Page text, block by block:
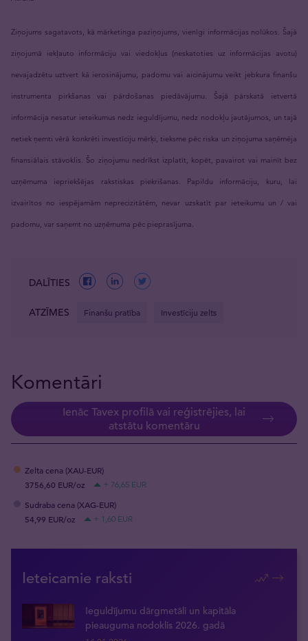
Ziņojums sagatavots, kā mārketinga paziņojums, vienīgi informācijas nolūkos. Šajā
ziņojumā iekļauto informāciju vai viedokļus (neskatoties uz informācijas avotu)
nevajadzētu uztvert kā ierosinājumu, padomu vai aicinājumu veikt jebkura finanšu
instrumenta pirkšanas vai pārdošanas piedāvājumu. Šajā pārskatā ietvertā
informācija nesatur ieteikumus nedz ieguldījumu, nedz nodokļu jautājumos, un tajā
netiek ņemti vērā konkrēti investīciju mērķi, tieksme pēc riska un ziņojuma saņēmēja
finansiālais stāvoklis. Šo ziņojumu nedrīkst izplatīt, kopēt, pavairot vai mainīt bez
uzņēmuma iepriekšējas rakstiskas piekrišanas. Papildu informāciju, kuru, lai
izvairītos no iespējamām neprecizitātēm, nevar uzskatīt par ieteikumu un / vai
padomu, var saņemt no uzņēmuma pēc pieprasījuma.
DALĪTIES
ATZĪMES Finanšu pratība Investīciju zelts
Komentāri
Ienāc Tavex profilā vai reģistrējies, lai
atstātu komentāru
Zelta cena (XAU-EUR)
3756,60 EUR/oz
+ 76,65 EUR
Sudraba cena (XAG-EUR)
54,99 EUR/oz
+ 1,60 EUR
Ieteicamie raksti
Ieguldījumu dārgmetāli un kapitāla
pieauguma nodoklis 2026. gadā